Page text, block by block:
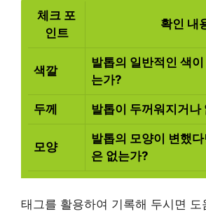
체크 포
인트
확인 내
색깔
발톱의 일반적인 색
는가?
두께 발톱이 두꺼워지거나
모양
발톱의 모양이 변했
은 없는가?
태그를 활용하여 기록해 두시면 도